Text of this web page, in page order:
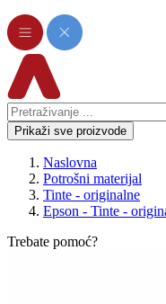
Prikaži sve proizvode
Naslovna
Potrošni materijal
Tinte - originalne
Epson - Tinte -
Trebate pomoć?